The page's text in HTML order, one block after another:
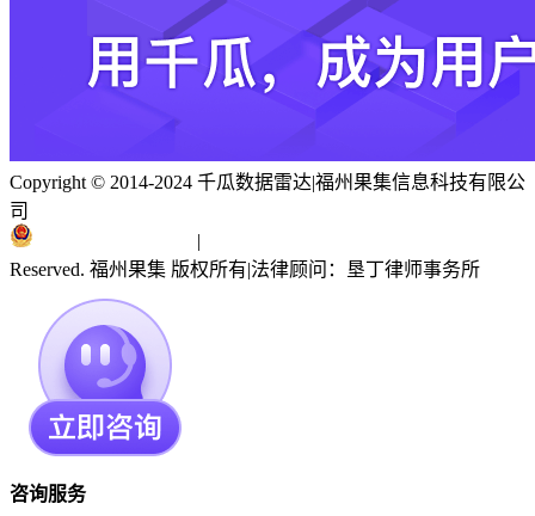
Copyright © 2014-2024 千瓜数据雷达|福州果集信息科技有限公
司
|
Reserved. 福州果集 版权所有|法律顾问：垦丁律师事务所
咨询服务